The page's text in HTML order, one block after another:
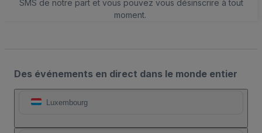
SMS de notre part et vous pouvez vous désinscrire à tout
moment.
Des événements en direct dans le monde entier
Luxembourg